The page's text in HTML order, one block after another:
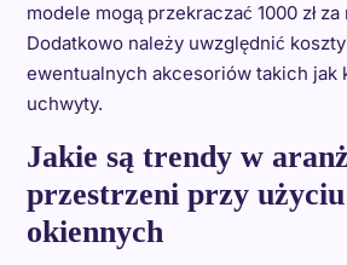
modele mogą przekraczać 1000 zł
Dodatkowo należy uwzględnić
ewentualnych akcesoriów takich jak
uchwyty.
Jakie są trendy w
przestrzeni przy użyciu
okiennych